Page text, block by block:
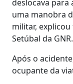
deslocava
uma manobra
militar,
Setúbal da GNR.
Após o
ocupante da